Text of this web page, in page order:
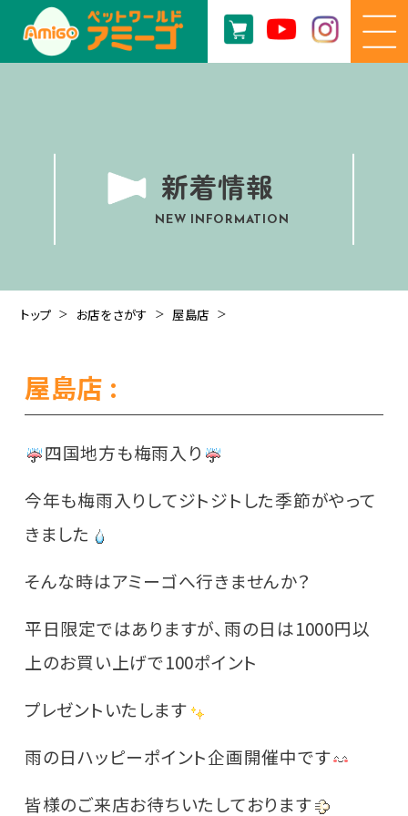
新着情報
NEW INFORMATION
トップ お店をさがす 屋島店
屋島店 :
四国地方も梅雨入り
今年も梅雨入りしてジトジトした季節がやって
きました
そんな時はアミーゴへ行きませんか？
平日限定ではありますが、雨の日は1000円以
上のお買い上げで100ポイント
プレゼントいたします
雨の日ハッピーポイント企画開催中です
皆様のご来店お待ちいたしております